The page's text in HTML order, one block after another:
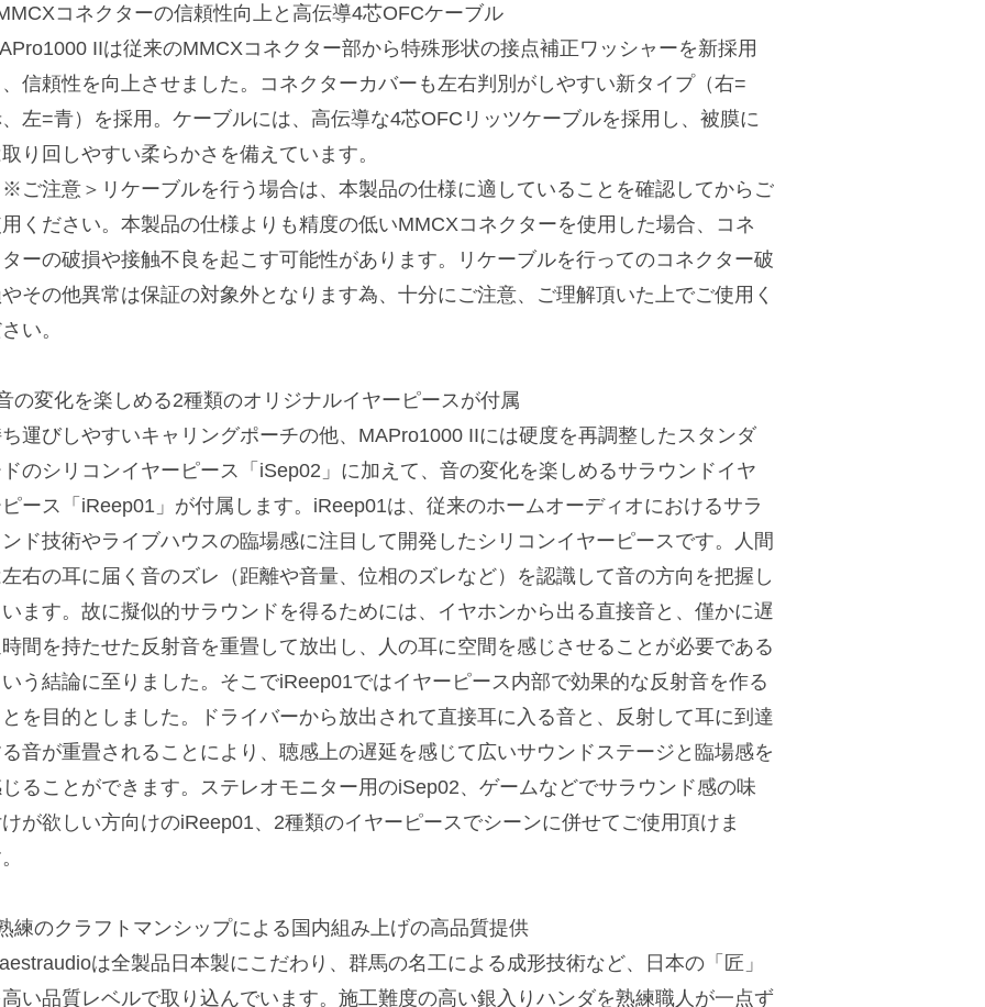
コネクターの信頼性向上と高伝導4芯OFCケーブル
IIは従来のMMCXコネクター部から特殊形状の接点補正ワッシャーを新採用
信頼性を向上させました。コネクターカバーも左右判別がしやすい新タイプ（右=
左=青）を採用。ケーブルには、高伝導な4芯OFCリッツケーブルを採用し、被膜に
り回しやすい柔らかさを備えています。
ご注意＞リケーブルを行う場合は、本製品の仕様に適していることを確認してからご
ください。本製品の仕様よりも精度の低いMMCXコネクターを使用した場合、コネ
ーの破損や接触不良を起こす可能性があります。リケーブルを行ってのコネクター破
その他異常は保証の対象外となります為、十分にご注意、ご理解頂いた上でご使用く
い。
の変化を楽しめる2種類のオリジナルイヤーピースが付属
運びしやすいキャリングポーチの他、MAPro1000 IIには硬度を再調整したスタンダ
のシリコンイヤーピース「iSep02」に加えて、音の変化を楽しめるサラウンドイヤ
ース「iReep01」が付属します。iReep01は、従来のホームオーディオにおけるサラ
ド技術やライブハウスの臨場感に注目して開発したシリコンイヤーピースです。人間
右の耳に届く音のズレ（距離や音量、位相のズレなど）を認識して音の方向を把握し
ます。故に擬似的サラウンドを得るためには、イヤホンから出る直接音と、僅かに遅
間を持たせた反射音を重畳して放出し、人の耳に空間を感じさせることが必要である
う結論に至りました。そこでiReep01ではイヤーピース内部で効果的な反射音を作る
を目的としました。ドライバーから放出されて直接耳に入る音と、反射して耳に到達
音が重畳されることにより、聴感上の遅延を感じて広いサウンドステージと臨場感を
ることができます。ステレオモニター用のiSep02、ゲームなどでサラウンド感の味
が欲しい方向けのiReep01、2種類のイヤーピースでシーンに併せてご使用頂けま
練のクラフトマンシップによる国内組み上げの高品質提供
は全製品日本製にこだわり、群馬の名工による成形技術など、日本の「匠」
い品質レベルで取り込んでいます。施工難度の高い銀入りハンダを熟練職人が一点ず